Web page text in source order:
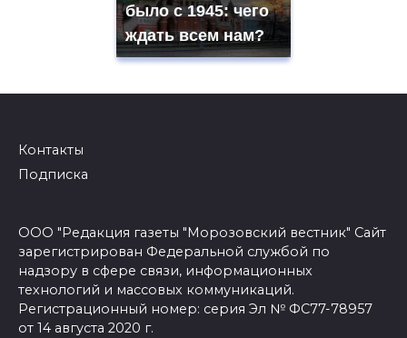
было с 1945: чего
ждать всем нам?
Контакты
Подписка
ООО "Редакция газеты "Морозовский вестник" Сайт
зарегистрирован Федеральной службой по
надзору в сфере связи, информационных
технологий и массовых коммуникаций.
Регистрационный номер: серия Эл № ФС77-78957
от 14 августа 2020 г.